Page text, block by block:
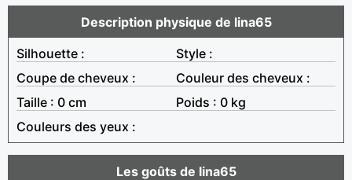
Description physique de lina65
Silhouette :
Style :
Coupe de cheveux :
Couleur des cheveux :
Taille : 0 cm
Poids : 0 kg
Couleurs des yeux :
Les goûts de lina65